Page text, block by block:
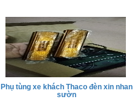
Phụ tùng xe khách Thaco đèn xin nhan
sườn